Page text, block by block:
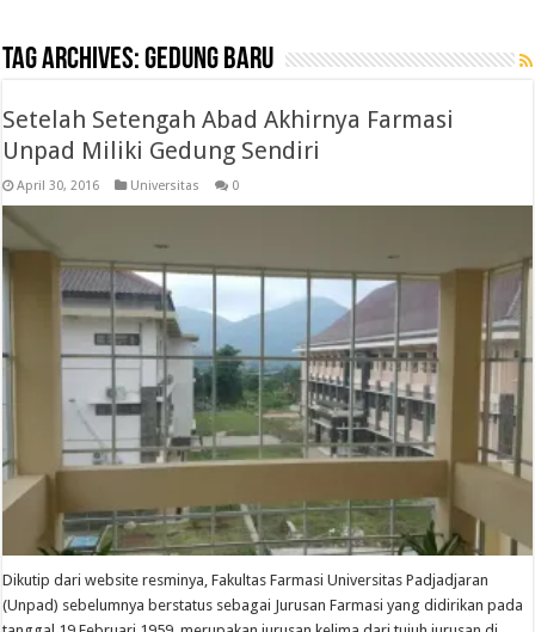
Tag Archives:gedung baru
Setelah Setengah Abad Akhirnya Farmasi
Unpad Miliki Gedung Sendiri
April 30, 2016 Universitas 0
Dikutip dari website resminya, Fakultas Farmasi Universitas Padjadjaran
(Unpad) sebelumnya berstatus sebagai Jurusan Farmasi yang didirikan pada